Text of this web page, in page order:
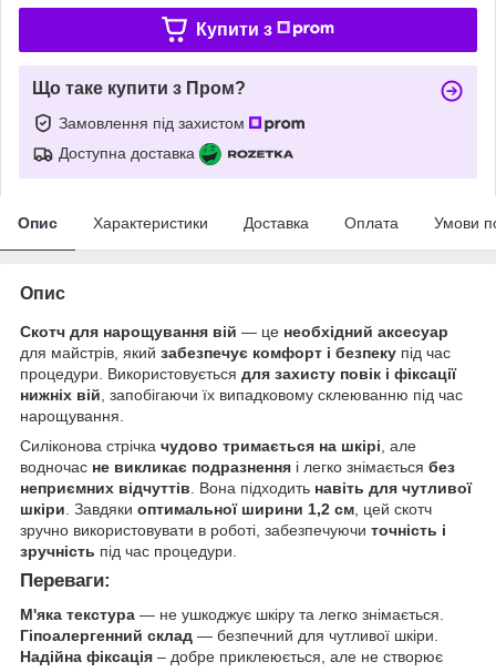
Купити з
Що таке купити з Пром?
Замовлення під захистом
Доступна доставка
Опис Характеристики Доставка Оплата Умови
Опис
Скотч для нарощування вій — це необхідний аксесуар
для майстрів, який забезпечує комфорт і безпеку під час
процедури. Використовується для захисту повік і фіксації
нижніх вій , запобігаючи їх випадковому склеюванню під час
нарощування.
Силіконова стрічка чудово тримається на шкірі , але
водночас не викликає подразнення і легко знімається без
неприємних відчуттів . Вона підходить навіть для чутливої
шкіри . Завдяки оптимальної ширини 1,2 см , цей скотч
зручно використовувати в роботі, забезпечуючи точність і
зручність під час процедури.
Переваги:
М'яка текстура — не ушкоджує шкіру та легко знімається.
Гіпоалергенний склад — безпечний для чутливої шкіри.
Надійна фіксація – добре приклеюється, але не створює